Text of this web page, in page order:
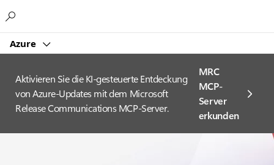
Azure
Aktivieren Sie die KI-gesteuerte Entdeckung
von Azure-Updates mit dem Microsoft
Release Communications MCP-Server.
MRC
MCP-
Server
erkunden